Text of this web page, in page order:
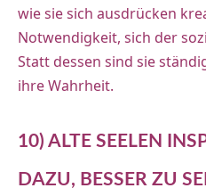
wie sie sich ausdrücken
Notwendigkeit, sich der
Statt dessen sind sie
ihre Wahrheit.
10) ALTE SEELEN
DAZU, BESSER ZU